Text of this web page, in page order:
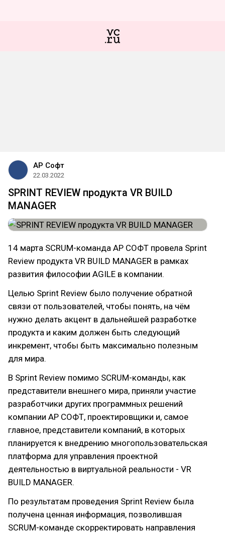
АР Софт
22.03.2022
SPRINT REVIEW продукта VR BUILD
MANAGER
14 марта SCRUM-команда АР СОФТ провела Sprint
Review продукта VR BUILD MANAGER в рамках
развития философии AGILE в компании.
Целью Sprint Review было получение обратной
связи от пользователей, чтобы понять, на чём
нужно делать акцент в дальнейшей разработке
продукта и каким должен быть следующий
инкремент, чтобы быть максимально полезным
для мира.
В Sprint Review помимо SCRUM-команды, как
представители внешнего мира, приняли участие
разработчики других программных решений
компании АР СОФТ, проектировщики и, самое
главное, представители компаний, в которых
планируется к внедрению многопользовательская
платформа для управления проектной
деятельностью в виртуальной реальности - VR
BUILD MANAGER.
По результатам проведения Sprint Review была
получена ценная информация, позволившая
SCRUM-команде скорректировать направления